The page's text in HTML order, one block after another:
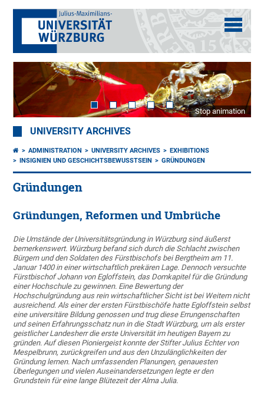
Stop animation
UNIVERSITY ARCHIVES
ADMINISTRATION UNIVERSITY ARCHIVES
EXHIBITIONS
INSIGNIEN UND GESCHICHTSBEWUSSTSEIN
GRÜNDUNGEN
Gründungen
Gründungen, Reformen und Umbrüche
Die Umstände der Universitätsgründung in Würzburg sind äußerst
bemerkenswert. Würzburg befand sich durch die Schlacht zwischen
Bürgern und den Soldaten des Fürstbischofs bei Bergtheim am 11.
Januar 1400 in einer wirtschaftlich prekären Lage. Dennoch versuchte
Fürstbischof Johann von Egloffstein, das Domkapitel für die Gründung
einer Hochschule zu gewinnen. Eine Bewertung der
Hochschulgründung aus rein wirtschaftlicher Sicht ist bei Weitem nicht
ausreichend. Als einer der ersten Fürstbischöfe hatte Egloffstein selbst
eine universitäre Bildung genossen und trug diese Errungenschaften
und seinen Erfahrungsschatz nun in die Stadt Würzburg, um als erster
geistlicher Landesherr die erste Universität im heutigen Bayern zu
gründen. Auf diesen Pioniergeist konnte der Stifter Julius Echter von
Mespelbrunn, zurückgreifen und aus den Unzulänglichkeiten der
Gründung lernen. Nach umfassenden Planungen, genauesten
Überlegungen und vielen Auseinandersetzungen legte er den
Grundstein für eine lange Blütezeit der Alma Julia.